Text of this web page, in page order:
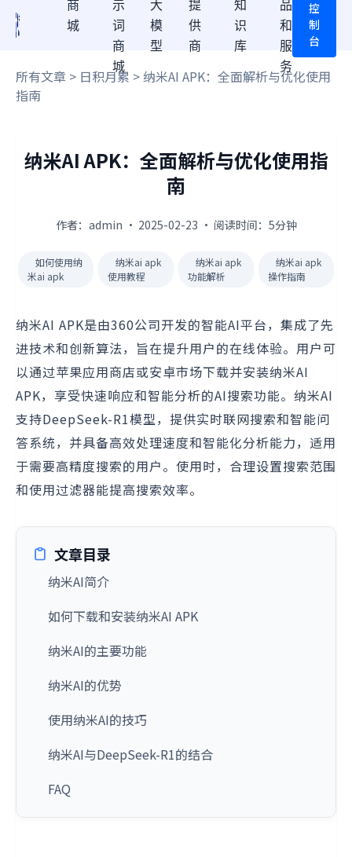
商
城
示
词
商
城
大
模
型
提
供
商
知
识
库
品
和
服
务
控
制
台
所有文章 > 日积月累 > 纳米AI APK：全面解析与优化使用
指南
纳米AI APK：全面解析与优化使用指
南
作者：admin · 2025-02-23 · 阅读时间：5分钟
如何使用纳
米ai apk
纳米ai apk
使用教程
纳米ai apk
功能解析
纳米ai apk
操作指南
纳米AI APK是由360公司开发的智能AI平台，集成了先
进技术和创新算法，旨在提升用户的在线体验。用户可
以通过苹果应用商店或安卓市场下载并安装纳米AI
APK，享受快速响应和智能分析的AI搜索功能。纳米AI
支持DeepSeek-R1模型，提供实时联网搜索和智能问
答系统，并具备高效处理速度和智能化分析能力，适用
于需要高精度搜索的用户。使用时，合理设置搜索范围
和使用过滤器能提高搜索效率。
文章目录
纳米AI简介
如何下载和安装纳米AI APK
纳米AI的主要功能
纳米AI的优势
使用纳米AI的技巧
纳米AI与DeepSeek-R1的结合
FAQ